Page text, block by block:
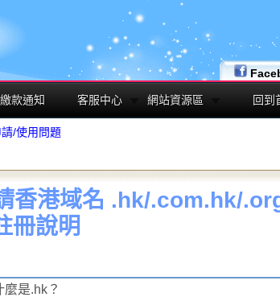
繳款通知 客服中心 網站資源區 回到
/使用問題
香港域名 .hk/.com.hk/
冊說明
麼是.hk？